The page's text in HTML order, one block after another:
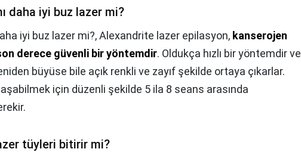
daha iyi buz lazer mi?
iyi buz lazer mi?,Alexandrite lazer epilasyon, kanserojen
derece güvenli bir yöntemdir. Oldukça hızlı bir yöntemdir ve
büyüse bile açık renkli ve zayıf şekilde ortaya çıkarlar.
için düzenli şekilde 5 ila 8 seans arasında
tüyleri bitirir mi?